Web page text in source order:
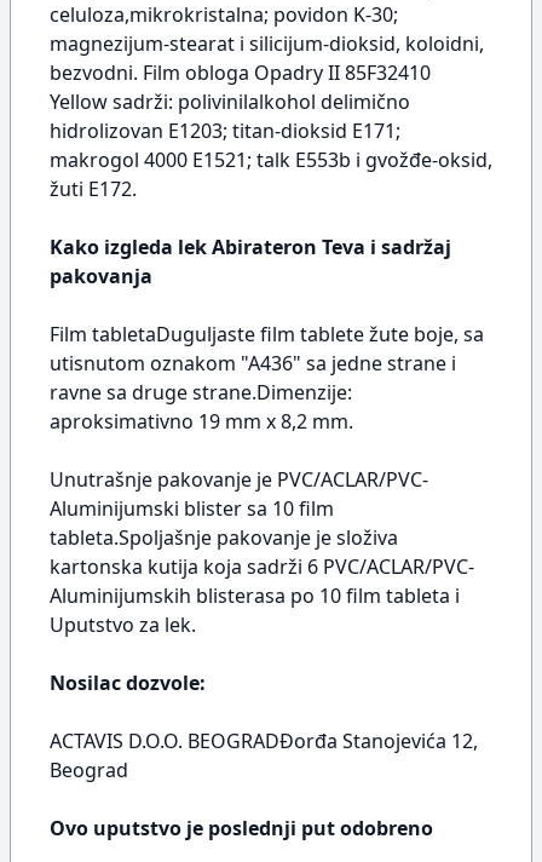
celuloza,mikrokristalna; povidon K-30;
magnezijum-stearat i silicijum-dioksid, koloidni,
bezvodni. Film obloga Opadry II 85F32410
Yellow sadrži: polivinilalkohol delimično
hidrolizovan E1203; titan-dioksid E171;
makrogol 4000 E1521; talk E553b i gvožđe-oksid,
žuti E172.
Kako izgleda lek Abirateron Teva i sadržaj
pakovanja
Film tabletaDuguljaste film tablete žute boje, sa
utisnutom oznakom "A436" sa jedne strane i
ravne sa druge strane.Dimenzije:
aproksimativno 19 mm x 8,2 mm.
Unutrašnje pakovanje je PVC/ACLAR/PVC-
Aluminijumski blister sa 10 film
tableta.Spoljašnje pakovanje je složiva
kartonska kutija koja sadrži 6 PVC/ACLAR/PVC-
Aluminijumskih blisterasa po 10 film tableta i
Uputstvo za lek.
Nosilac dozvole:
ACTAVIS D.O.O. BEOGRADĐorđa Stanojevića 12,
Beograd
Ovo uputstvo je poslednji put odobreno